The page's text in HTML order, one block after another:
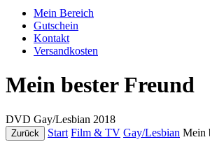
Mein Bereich
Gutschein
Kontakt
Versandkosten
Mein bester Freund
DVD Gay/Lesbian 2018
Zurück Start Film & TV Gay/Lesbian Mein